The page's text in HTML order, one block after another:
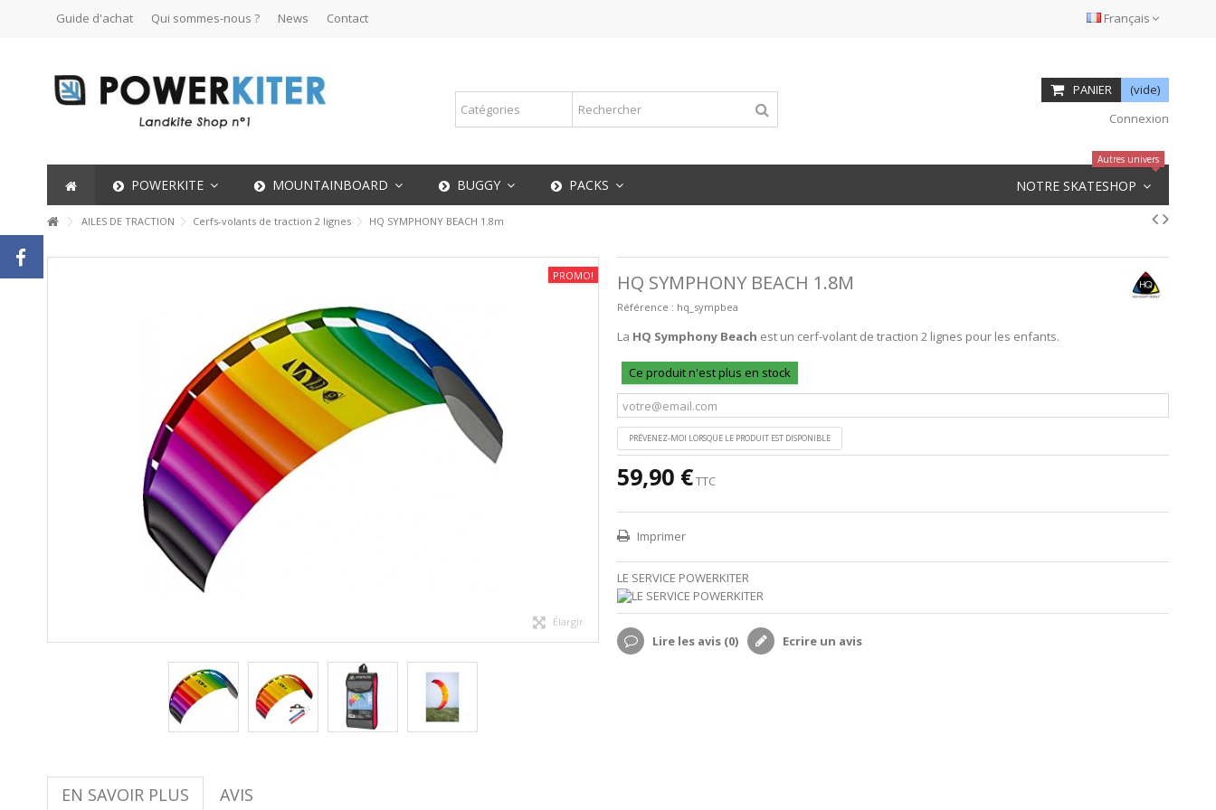
Français
Guide d'achat Qui sommes-nous ? News Contact
PANIER
(vide)
Connexion
POWERKITE MOUNTAINBOARD BUGGY PACKS NOTRE SKATESHOP
Autres univers
AILES DE TRACTION Cerfs-volants de traction 2 lignes HQ SYMPHONY BEACH 1.8m
PROMO!
Élargir
HQ SYMPHONY BEACH 1.8M
Référence : hq_sympbea
La HQ Symphony Beach est un cerf-volant de traction 2 lignes pour les enfants.
Ce produit n'est plus en stock
PRÉVENEZ-MOI LORSQUE LE PRODUIT EST DISPONIBLE
59,90 €TTC
Imprimer
LE SERVICE POWERKITER
Lire les avis (0) Ecrire un avis
EN SAVOIR PLUS AVIS